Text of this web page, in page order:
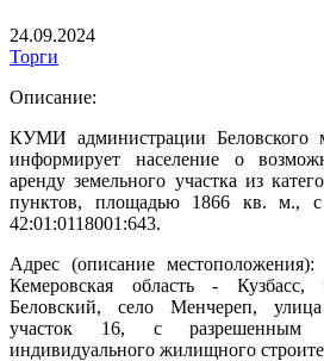
24.09.2024
Торги
Описание:
КУМИ администрации Беловского
информирует население о
аренду земельного участка из
пунктов, площадью 1866 кв. м., с
42:01:0118001:643.
Адрес (описание местоположения):
Кемеровская область - Кузбасс,
Беловский, село Менчереп,
участок 16, с разрешенным
индивидуального жилищного